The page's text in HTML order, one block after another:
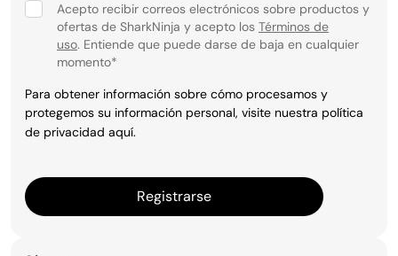
Acepto recibir correos electrónicos sobre productos y
ofertas de SharkNinja y acepto los Términos de
uso. Entiende que puede darse de baja en cualquier
momento*
Para obtener información sobre cómo procesamos y
protegemos su información personal, visite nuestra política
de privacidad aquí.
Registrarse